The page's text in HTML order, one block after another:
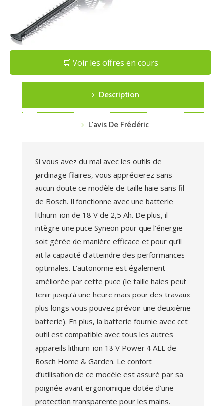
🛒 Voir les offres en cours
Description
L'avis De Frédéric
Si vous avez du mal avec les outils de
jardinage filaires, vous apprécierez sans
aucun doute ce modèle de taille haie sans fil
de Bosch. Il fonctionne avec une batterie
lithium-ion de 18 V de 2,5 Ah. De plus, il
intègre une puce Syneon pour que l’énergie
soit gérée de manière efficace et pour qu’il
ait la capacité d’atteindre des performances
optimales. L’autonomie est également
améliorée par cette puce (le taille haies peut
tenir jusqu’à une heure mais pour des travaux
plus longs vous pouvez prévoir une deuxième
batterie). En plus, la batterie fournie avec cet
outil est compatible avec tous les autres
appareils lithium-ion 18 V Power 4 ALL de
Bosch Home & Garden. Le confort
d’utilisation de ce modèle est assuré par sa
poignée avant ergonomique dotée d’une
protection transparente pour les mains.